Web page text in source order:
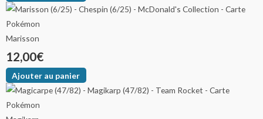
Marisson
12,00€
Ajouter au panier